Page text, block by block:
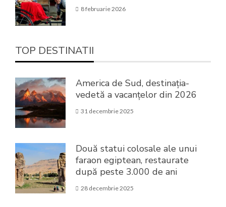
8 februarie 2026
TOP DESTINATII
America de Sud, destinația-
vedetă a vacanțelor din 2026
31 decembrie 2025
Două statui colosale ale unui
faraon egiptean, restaurate
după peste 3.000 de ani
28 decembrie 2025